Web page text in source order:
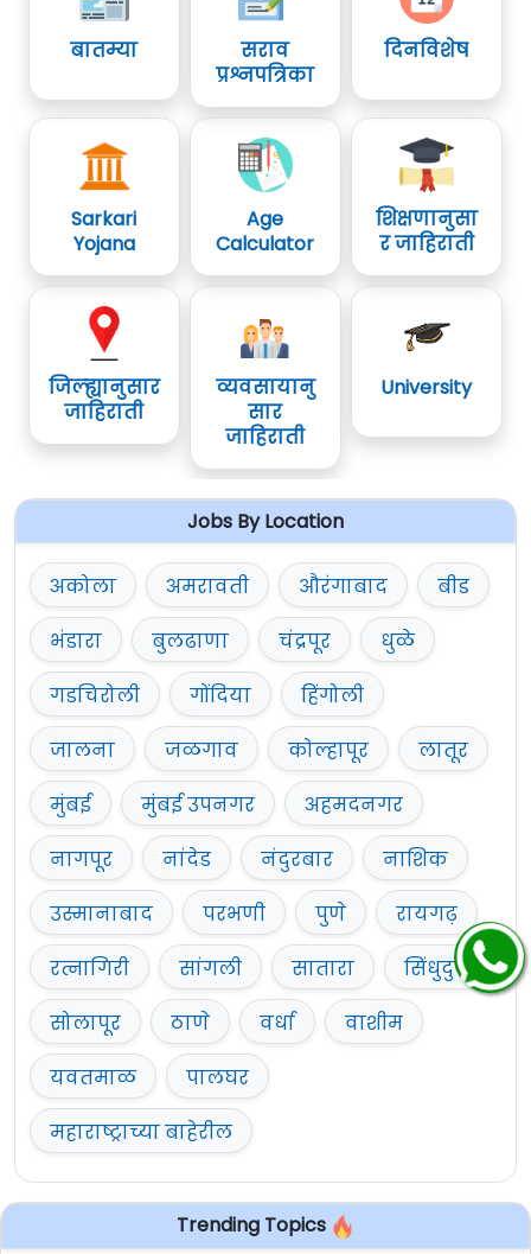
बातम्या
सराव
प्रश्नपत्रिका
दिनविशेष
Sarkari
Yojana
Age
Calculator
शिक्षणानुसा
र जाहिराती
जिल्ह्यानुसार
जाहिराती
व्यवसायानु
सार
जाहिराती
University
Jobs By Location
अकोला अमरावती औरंगाबाद
बीड
भंडारा
बुलढाणा चंद्रपूर
धुळे
गडचिरोली
गोंदिया
हिंगोली
जालना
जळगाव कोल्हापूर
लातूर
मुंबई
मुंबई उपनगर
अहमदनगर
नागपूर
नांदेड नंदुरबार
नाशिक
उस्मानाबाद
परभणी पुणे
रायगढ़
रत्नागिरी
सांगली सातारा
सिंधुदुर्ग
सोलापूर
ठाणे वर्धा
वाशीम
यवतमाळ
पालघर
महाराष्ट्राच्या बाहेरील
Trending Topics